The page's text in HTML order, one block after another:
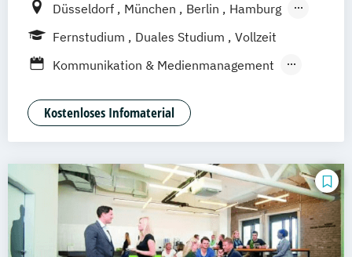
Düsseldorf München Berlin
Hamburg
Weil am Rhein
Frankfurt am Main
Essen
Fernstudium Duales Studium
Vollzeit
Kommunikation & Medienmanagement
Medienökonom
Public Relations Hochschulzertifikat
Kostenloses Infomaterial